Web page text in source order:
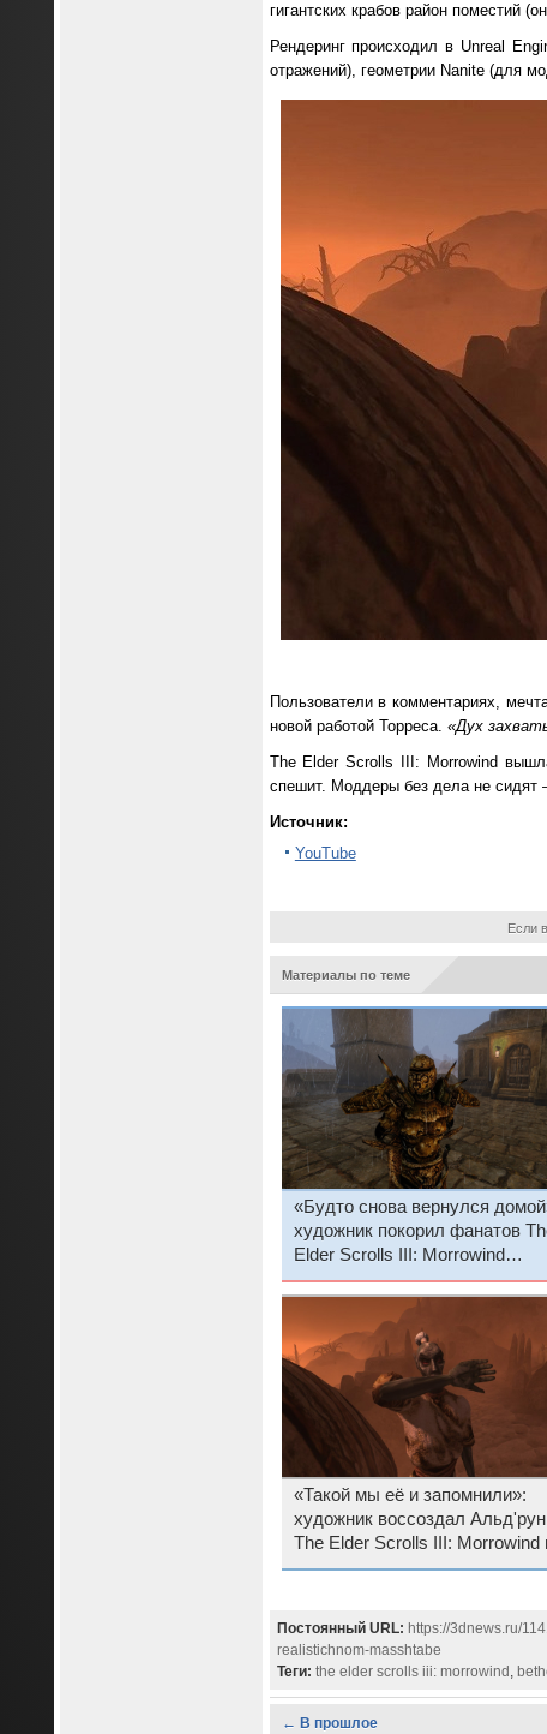
гигантских крабов район поместий
Рендеринг происходил в Unreal
отражений), геометрии Nanite (для
Пользователи в комментариях,
новой работой Торреса. «Дух
The Elder Scrolls III: Morrowind
спешит. Моддеры без дела не сидят
Источник:
YouTube
Если
Материалы по теме
«Будто снова вернулся
художник покорил фанатов
Elder Scrolls III: Morrowind
воссозданием Балморы в
реалистичном масштабе
«Такой мы её и запомнили»:
художник воссоздал Альд'рун
The Elder Scrolls III: Morrowind
реалистичном масштабе, и
Постоянный URL: https://3dnews.ru/
realistichnom-masshtabe
Теги: the elder scrolls iii: morrowind ,
← В прошлое